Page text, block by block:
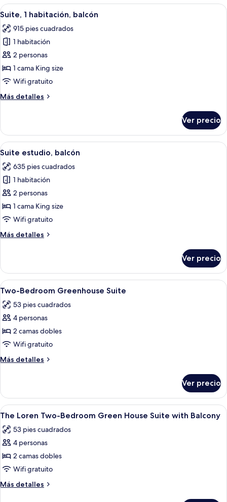
vista
al
Abrir
todas
las
fotos
de
Suite,
1
balcón
Una habitación de hotel moderna
5
Suite, 1 habitación, balcón
915 pies cuadrados
1 habitación
2 personas
1 cama King size
Wifi gratuito
Más detalles
Más
1
habitación,
balcón
Ver precio
Abrir
todas
las
fotos
de
Suite
estudio,
Habitación de hotel moderna con
3
Suite estudio, balcón
635 pies cuadrados
1 habitación
2 personas
1 cama King size
Wifi gratuito
Más detalles
Más
estudio,
balcón
Ver precio
Abrir
todas
las
fotos
de
Two-
Bedroom
Greenhouse
Habitación de hotel con cama,
5
Two-Bedroom Greenhouse Suite
53 pies cuadrados
4 personas
2 camas dobles
Wifi gratuito
Más detalles
Más
Bedroom
Greenhouse
Suite
Ver precio
Abrir
todas
las
fotos
de
The
Loren
Two-
Habitación de hotel con una cama
6
The Loren Two-Bedroom Green House Suite with Balcony
53 pies cuadrados
4 personas
2 camas dobles
Wifi gratuito
Más detalles
Más